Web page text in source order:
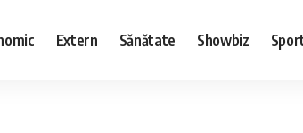
Extern Sănătate Showbiz